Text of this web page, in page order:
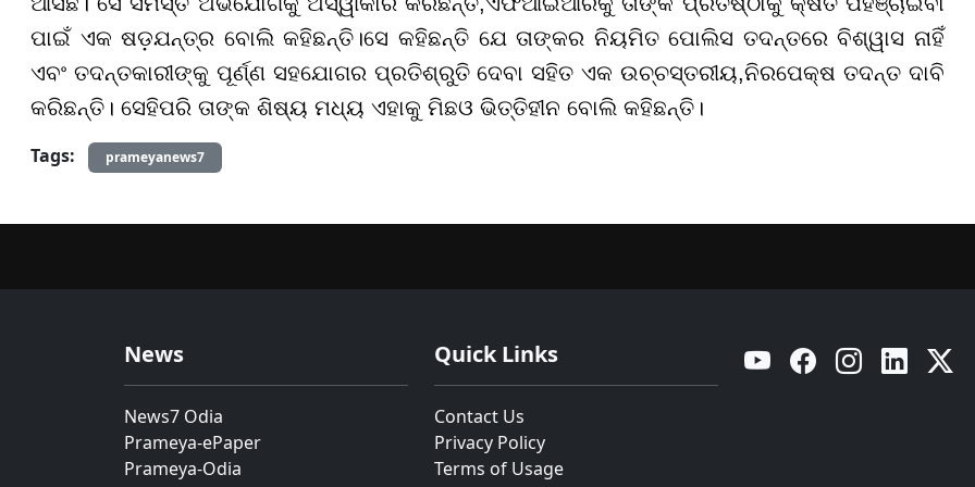
ପାଇଁ ଏକ ଷଡ଼ଯନ୍ତ୍ର ବୋଲି କହିଛନ୍ତି।ସେ କହିଛନ୍ତି ଯେ ତାଙ୍କର ନିୟମିତ ପୋଲିସ ତଦନ୍ତରେ ବିଶ୍ୱାସ ନାହିଁ
ଏବଂ ତଦନ୍ତକାରୀଙ୍କୁ ପୂର୍ଣ୍ଣ ସହଯୋଗର ପ୍ରତିଶ୍ରୁତି ଦେବା ସହିତ ଏକ ଉଚ୍ଚସ୍ତରୀୟ,ନିରପେକ୍ଷ ତଦନ୍ତ ଦାବି
କରିଛନ୍ତି। ସେହିପରି ତାଙ୍କ ଶିଷ୍ୟ ମଧ୍ୟ ଏହାକୁ ମିଛଓ ଭିତ୍ତିହୀନ ବୋଲି କହିଛନ୍ତି।
Tags:
prameyanews7
News
News7 Odia
Prameya-ePaper
Prameya-Odia
Quick Links
Contact Us
Privacy Policy
Terms of Usage
YouTube Facebook Instagram Linkedin